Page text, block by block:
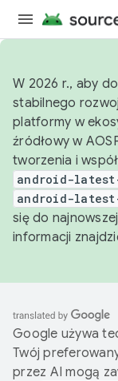
W 2026 r., aby
stabilnego
platformy w
źródłowy w
tworzenia i
android-
android-
się do
informacji
Google używa
Twój
przez AI mogą